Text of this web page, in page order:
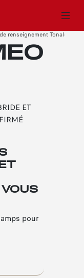
renseignement Tonale
ET
pour